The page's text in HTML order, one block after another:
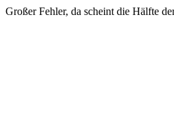
Großer Fehler, da scheint die Hälfte